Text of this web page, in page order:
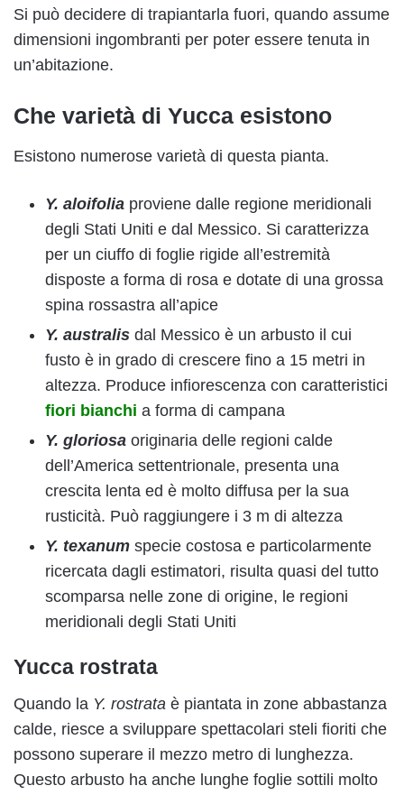
Si può decidere di trapiantarla fuori, quando assume
dimensioni ingombranti per poter essere tenuta in
un’abitazione.
Che varietà di Yucca esistono
Esistono numerose varietà di questa pianta.
Y. aloifolia proviene dalle regione meridionali
degli Stati Uniti e dal Messico. Si caratterizza
per un ciuffo di foglie rigide all’estremità
disposte a forma di rosa e dotate di una grossa
spina rossastra all’apice
Y. australis dal Messico è un arbusto il cui
fusto è in grado di crescere fino a 15 metri in
altezza. Produce infiorescenza con caratteristici
fiori bianchi a forma di campana
Y. gloriosa originaria delle regioni calde
dell’America settentrionale, presenta una
crescita lenta ed è molto diffusa per la sua
rusticità. Può raggiungere i 3 m di altezza
Y. texanum specie costosa e particolarmente
ricercata dagli estimatori, risulta quasi del tutto
scomparsa nelle zone di origine, le regioni
meridionali degli Stati Uniti
Yucca rostrata
Quando la Y. rostrata è piantata in zone abbastanza
calde, riesce a sviluppare spettacolari steli fioriti che
possono superare il mezzo metro di lunghezza.
Questo arbusto ha anche lunghe foglie sottili molto